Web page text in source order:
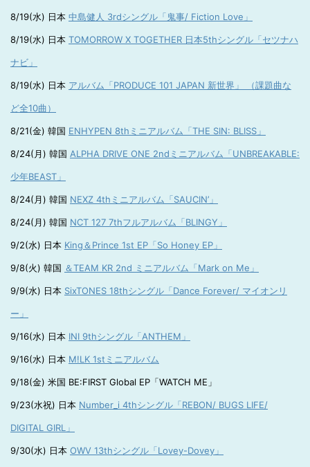
8/19(水) 日本 中島健人 3rdシングル「鬼事/ Fiction Love」
8/19(水) 日本 TOMORROW X TOGETHER 日本5thシングル「セツナハ
ナビ」
8/19(水) 日本 アルバム「PRODUCE 101 JAPAN 新世界」 （課題曲な
ど全10曲）
8/21(金) 韓国 ENHYPEN 8thミニアルバム「THE SIN: BLISS」
8/24(月) 韓国 ALPHA DRIVE ONE 2ndミニアルバム「UNBREAKABLE:
少年BEAST」
8/24(月) 韓国 NEXZ 4thミニアルバム「SAUCIN’」
8/24(月) 韓国 NCT 127 7thフルアルバム「BLINGY」
9/2(水) 日本 King＆Prince 1st EP「So Honey EP」
9/8(火) 韓国 ＆TEAM KR 2nd ミニアルバム「Mark on Me」
9/9(水) 日本 SixTONES 18thシングル「Dance Forever/ マイオンリ
ー」
9/16(水) 日本 INI 9thシングル「ANTHEM」
9/16(水) 日本 M!LK 1stミニアルバム
9/18(金) 米国 BE:FIRST Global EP「WATCH ME」
9/23(水祝) 日本 Number_i 4thシングル「REBON/ BUGS LIFE/
DIGITAL GIRL」
9/30(水) 日本 OWV 13thシングル「Lovey-Dovey」